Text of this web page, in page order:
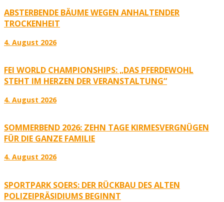
ABSTERBENDE BÄUME WEGEN ANHALTENDER
TROCKENHEIT
4. August 2026
FEI WORLD CHAMPIONSHIPS: „DAS PFERDEWOHL
STEHT IM HERZEN DER VERANSTALTUNG“
4. August 2026
SOMMERBEND 2026: ZEHN TAGE KIRMESVERGNÜGEN
FÜR DIE GANZE FAMILIE
4. August 2026
SPORTPARK SOERS: DER RÜCKBAU DES ALTEN
POLIZEIPRÄSIDIUMS BEGINNT